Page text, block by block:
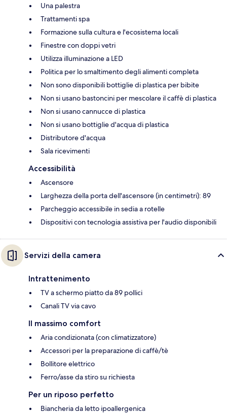
Una palestra
Trattamenti spa
Formazione sulla cultura e l'ecosistema locali
Finestre con doppi vetri
Utilizza illuminazione a LED
Politica per lo smaltimento degli alimenti completa
Non sono disponibili bottiglie di plastica per bibite
Non si usano bastoncini per mescolare il caffè di plastica
Non si usano cannucce di plastica
Non si usano bottiglie d'acqua di plastica
Distributore d'acqua
Sala ricevimenti
Accessibilità
Ascensore
Larghezza della porta dell'ascensore (in centimetri): 89
Parcheggio accessibile in sedia a rotelle
Dispositivi con tecnologia assistiva per l'audio disponibili
Servizi della camera
Intrattenimento
TV a schermo piatto da 89 pollici
Canali TV via cavo
Il massimo comfort
Aria condizionata (con climatizzatore)
Accessori per la preparazione di caffè/tè
Bollitore elettrico
Ferro/asse da stiro su richiesta
Per un riposo perfetto
Biancheria da letto ipoallergenica